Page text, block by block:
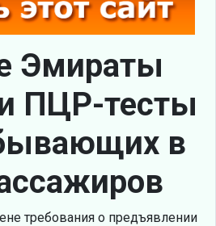
Эмираты
ПЦР-тесты
в
требования о предъявлении